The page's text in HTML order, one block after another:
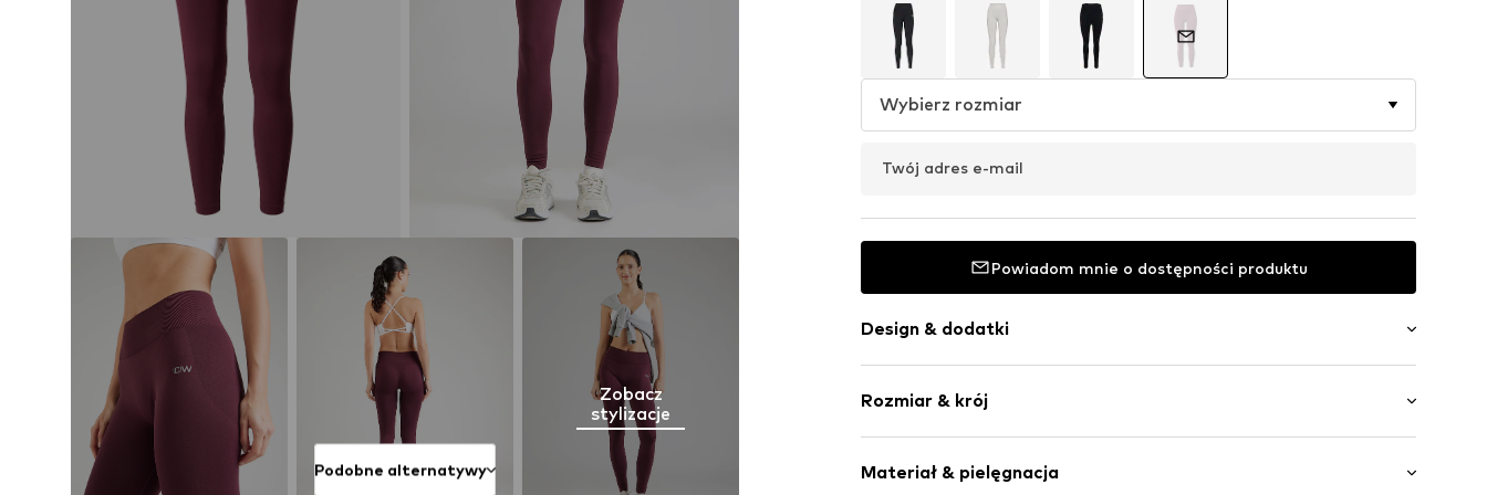
Zobacz
stylizacje
Podobne alternatywy
Wybierz rozmiar
Twój adres e-mail
Powiadom mnie o dostępności produktu
Design & dodatki
Elastyczny pasek
Obszyte brzegi
Szeroki pas
Rozmiar & krój
Krój: Skinny
Materiał & pielęgnacja